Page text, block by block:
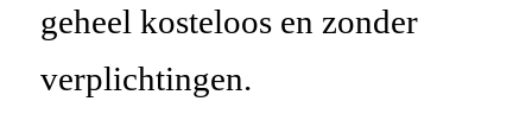
geheel kosteloos en zonder
verplichtingen.